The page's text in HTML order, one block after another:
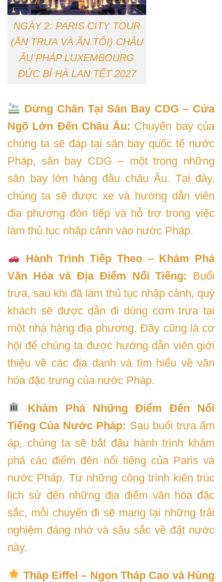
NGÀY 2: PARIS CITY TOUR
(ĂN TRƯA VÀ ĂN TỐI) CHÂU
ÂU PHÁP LUXEMBOURG
ĐỨC BỈ HÀ LAN TẾT 2027
Dừng Chân Tại Sân Bay CDG – Cửa
Ngõ Lớn Đến Châu Âu: Chuyến bay của
chúng ta sẽ đáp tại sân bay quốc tế nước
Pháp, sân bay CDG – một trong những
sân bay lớn hàng đầu châu Âu. Tại đây,
chúng ta sẽ được xe và hướng dẫn viên
địa phương đón tiếp và hỗ trợ trong việc
làm thủ tục nhập cảnh vào nước Pháp.
Hành Trình Tiếp Theo – Khám Phá
Văn Hóa và Địa Điểm Nổi Tiếng: Buổi
trưa, sau khi đã làm thủ tục nhập cảnh, quý
khách sẽ được dẫn đi dùng cơm trưa tại
một nhà hàng địa phương. Đây cũng là cơ
hội để chúng ta được hướng dẫn viên giới
thiệu về các địa danh và tìm hiểu về văn
hóa đặc trưng của nước Pháp.
Khám Phá Những Điểm Đến Nổi
Tiếng Của Nước Pháp: Sau buổi trưa ấm
áp, chúng ta sẽ bắt đầu hành trình khám
phá các điểm đến nổi tiếng của Paris và
nước Pháp. Từ những công trình kiến trúc
lịch sử đến những địa điểm văn hóa đặc
sắc, mỗi chuyến đi sẽ mang lại những trải
nghiệm đáng nhớ và sâu sắc về đất nước
này.
Tháp Eiffel – Ngọn Tháp Cao và Hùng